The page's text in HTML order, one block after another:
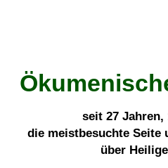
seit 27 Jahren,
die meistbesuchte Seite
über